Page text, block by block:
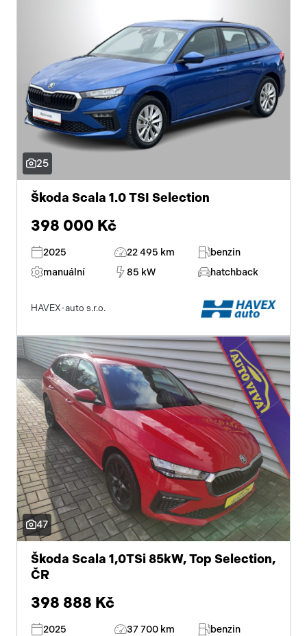
25
Škoda Scala 1.0 TSI Selection
398 000 Kč
2025 22 495 km
benzin
manuální
85 kW hatchback
HAVEX-auto s.r.o.
47
Škoda Scala 1,0TSi 85kW, Top Selection,
ČR
398 888 Kč
2025 37 700 km
benzin